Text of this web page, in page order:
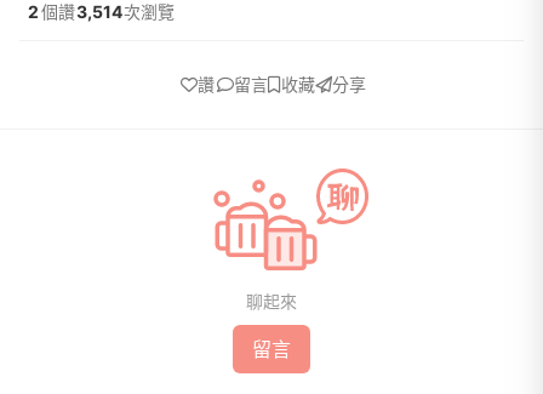
2個讚3,514次瀏覽
讚 留言 收藏 分享
聊起來
留言